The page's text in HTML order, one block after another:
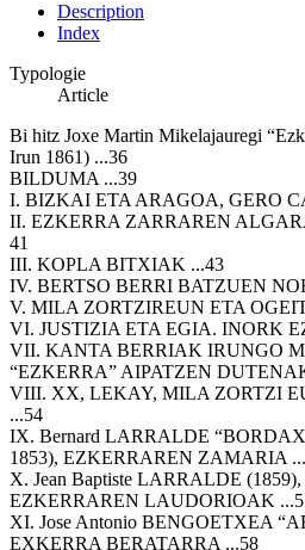
Description
Index
Typologie
Article
Bi hitz Joxe Martin Mikelajauregi
Irun 1861) ...36
BILDUMA ...39
I. BIZKAI ETA ARAGOA, GERO
II. EZKERRA ZARRAREN
41
III. KOPLA BITXIAK ...43
IV. BERTSO BERRI BATZUEN
V. MILA ZORTZIREUN ETA
VI. JUSTIZIA ETA EGIA. INORK
VII. KANTA BERRIAK IRUNGO
“EZKERRA” AIPATZEN
VIII. XX, LEKAY, MILA ZORTZI
...54
IX. Bernard LARRALDE
1853), EZKERRAREN ZAMARIA
X. Jean Baptiste LARRALDE
EZKERRAREN LAUDORIOAK
XI. Jose Antonio BENGOETXEA
EXKERRA BERATARRA ...58